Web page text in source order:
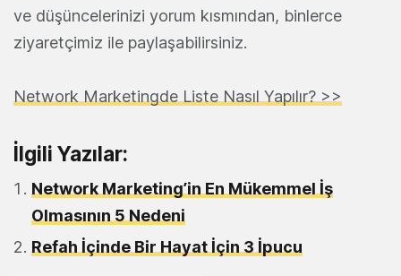
ve düşüncelerinizi yorum kısmından, binlerce
ziyaretçimiz ile paylaşabilirsiniz.
Network Marketingde Liste Nasıl Yapılır? >>
İlgili Yazılar:
Network Marketing’in En Mükemmel İş
Olmasının 5 Nedeni
Refah İçinde Bir Hayat İçin 3 İpucu